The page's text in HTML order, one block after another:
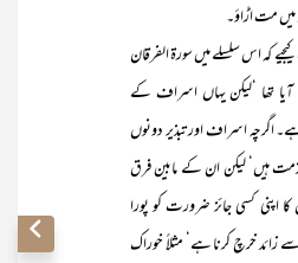
مت اڑاؤ۔
اس سلسلے میں سورۃ الفرقان
تھا ‘لیکن یہاں اسراف کے
اگرچہ اسراف اور تبذیر دونوں
ہیں‘ لیکن ان کے مابین فرق
کسی جائز ضرورت کو پورا
خرچ کرنا ہے‘ مثلاً خوراک